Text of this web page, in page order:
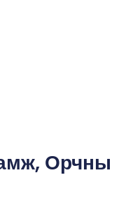
Орчны